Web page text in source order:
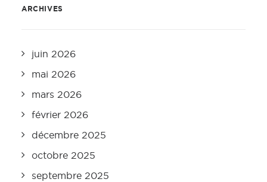
ARCHIVES
juin 2026
mai 2026
mars 2026
février 2026
décembre 2025
octobre 2025
septembre 2025